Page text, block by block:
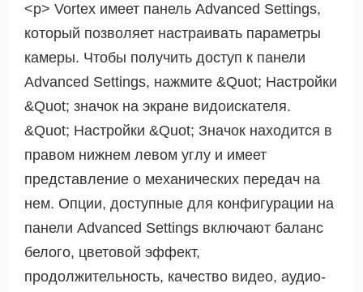
<р> Vortex имеет панель Advanced Settings,
который позволяет настраивать параметры
камеры. Чтобы получить доступ к панели
Advanced Settings, нажмите &Quot; Настройки
&Quot; значок на экране видоискателя.
&Quot; Настройки &Quot; Значок находится в
правом нижнем левом углу и имеет
представление о механических передач на
нем. Опции, доступные для конфигурации на
панели Advanced Settings включают баланс
белого, цветовой эффект,
продолжительность, качество видео, аудио-